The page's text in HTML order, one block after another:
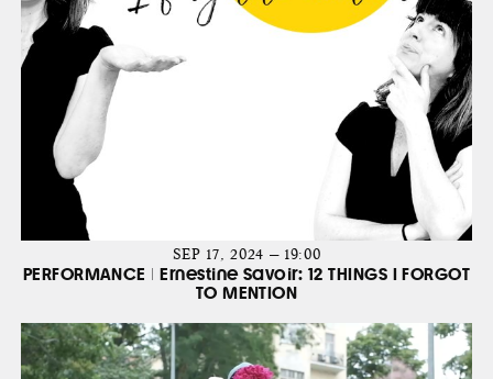
SEP 17, 2024 — 19:00
PERFORMANCE | Ernestine Savoir: 12 THINGS I FORGOT
TO MENTION